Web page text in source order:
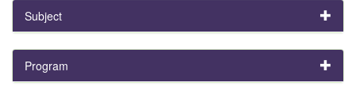
Subject
Program